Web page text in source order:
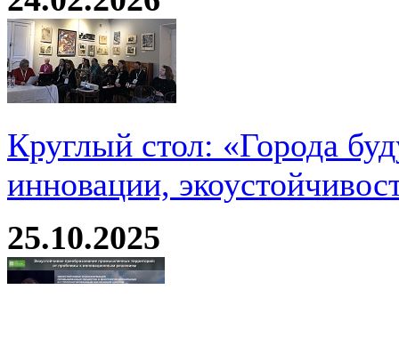
Круглый стол: «Города
инновации,
25.10.2025